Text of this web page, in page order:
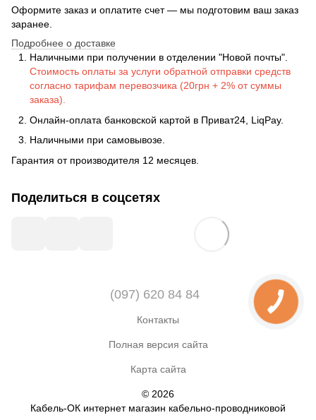
Оформите заказ и оплатите счет — мы подготовим ваш заказ
заранее.
Подробнее о доставке
Наличными при получении в отделении "Новой почты".
Стоимость оплаты за услуги обратной отправки средств
согласно тарифам перевозчика (20грн + 2% от суммы
заказа).
Онлайн-оплата банковской картой в Приват24, LiqPay.
Наличными при самовывозе.
Гарантия от производителя 12 месяцев.
Поделиться в соцсетях
(097) 620 84 84
Контакты
Полная версия сайта
Карта сайта
© 2026
Кабель-ОК интернет магазин кабельно-проводниковой